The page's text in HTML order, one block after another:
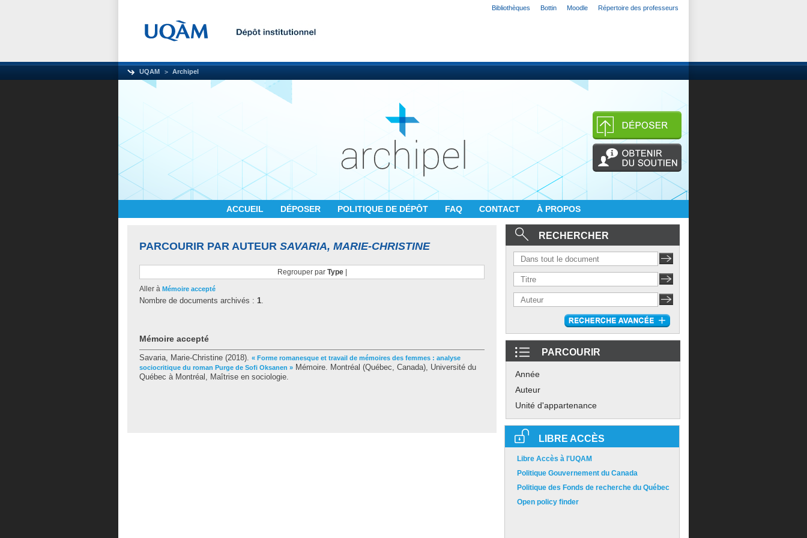
Bibliothèques Bottin Moodle Répertoire des professeurs
UQAM Archipel
ACCUEIL DÉPOSER POLITIQUE DE DÉPÔT FAQ CONTACT À PROPOS
PARCOURIR PAR AUTEUR SAVARIA, MARIE-CHRISTINE
Regrouper par Type|
Aller à Mémoire accepté
Nombre de documents archivés : 1.
Mémoire accepté
Savaria, Marie-Christine (2018). « Forme romanesque et travail de mémoires des femmes : analyse
sociocritique du roman Purge de Sofi Oksanen » Mémoire. Montréal (Québec, Canada), Université du
Québec à Montréal, Maîtrise en sociologie.
RECHERCHER
PARCOURIR
Année
Auteur
Unité d'appartenance
LIBRE ACCÈS
Libre Accès à l'UQAM
Politique Gouvernement du Canada
Politique des Fonds de recherche du Québec
Open policy finder